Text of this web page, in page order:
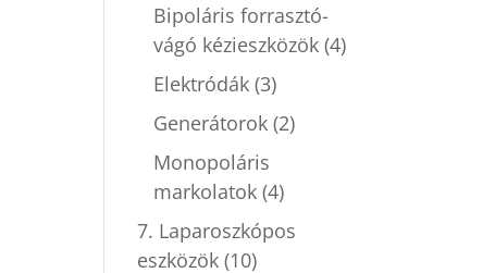
Bipoláris forrasztó-
vágó kézieszközök (4)
Elektródák (3)
Generátorok (2)
Monopoláris
markolatok (4)
7. Laparoszkópos
eszközök (10)